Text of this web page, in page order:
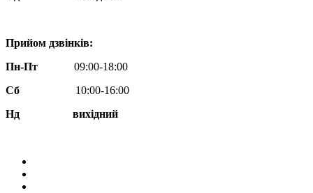
Прийом дзвінків:
Пн-Пт
09:00-18:00
Сб
10:00-16:00
Нд вихідний